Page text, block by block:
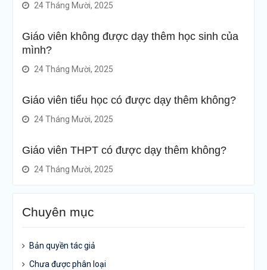
24 Tháng Mười, 2025
Giáo viên không được dạy thêm học sinh của
mình?
24 Tháng Mười, 2025
Giáo viên tiểu học có được dạy thêm không?
24 Tháng Mười, 2025
Giáo viên THPT có được dạy thêm không?
24 Tháng Mười, 2025
Chuyên mục
Bản quyền tác giả
Chưa được phân loại